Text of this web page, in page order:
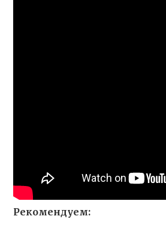
Рекомендуем: